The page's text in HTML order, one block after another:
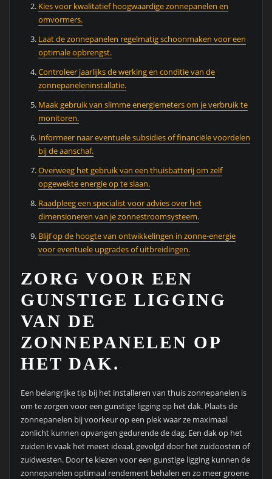
Kies voor kwalitatief hoogwaardige zonnepanelen en
omvormers.
Laat de zonnepanelen regelmatig schoonmaken voor een
optimale opbrengst.
Controleer jaarlijks de werking en conditie van de
zonnepaneleninstallatie.
Maak gebruik van slimme energiemeters om je verbruik te
monitoren.
Informeer naar eventuele subsidies of financiële voordelen
bij de aanschaf.
Overweeg het gebruik van een thuisbatterij om zelf
opgewekte energie op te slaan.
Raadpleeg een specialist voor advies over het
dimensioneren van je zonnestroomsysteem.
Blijf op de hoogte van ontwikkelingen in zonne-energie
voor eventuele upgrades of uitbreidingen.
ZORG VOOR EEN
GUNSTIGE LIGGING
VAN DE
ZONNEPANELEN OP
HET DAK.
Een belangrijke tip bij het installeren van thuis zonnepanelen is
om te zorgen voor een gunstige ligging op het dak. Plaats de
zonnepanelen bij voorkeur op een plek waar ze maximaal
zonlicht kunnen opvangen gedurende de dag. Een dak op het
zuiden is vaak het meest ideaal, gevolgd door het zuidoosten of
zuidwesten. Door te kiezen voor een gunstige ligging kunnen de
zonnepanelen optimaal rendement behalen en zo meer groene